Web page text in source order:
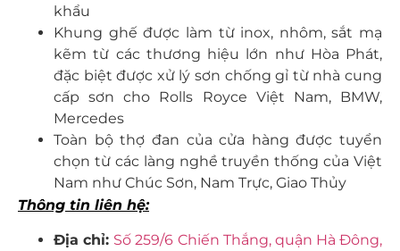
khẩu
Khung ghế được làm từ inox, nhôm, sắt mạ
kẽm từ các thương hiệu lớn như Hòa Phát,
đặc biệt được xử lý sơn chống gỉ từ nhà cung
cấp sơn cho Rolls Royce Việt Nam, BMW,
Mercedes
Toàn bộ thợ đan của cửa hàng được tuyển
chọn từ các làng nghề truyền thống của Việt
Nam như Chúc Sơn, Nam Trực, Giao Thủy
Thông tin liên hệ:
Địa chỉ: Số 259/6 Chiến Thắng, quận Hà Đông,